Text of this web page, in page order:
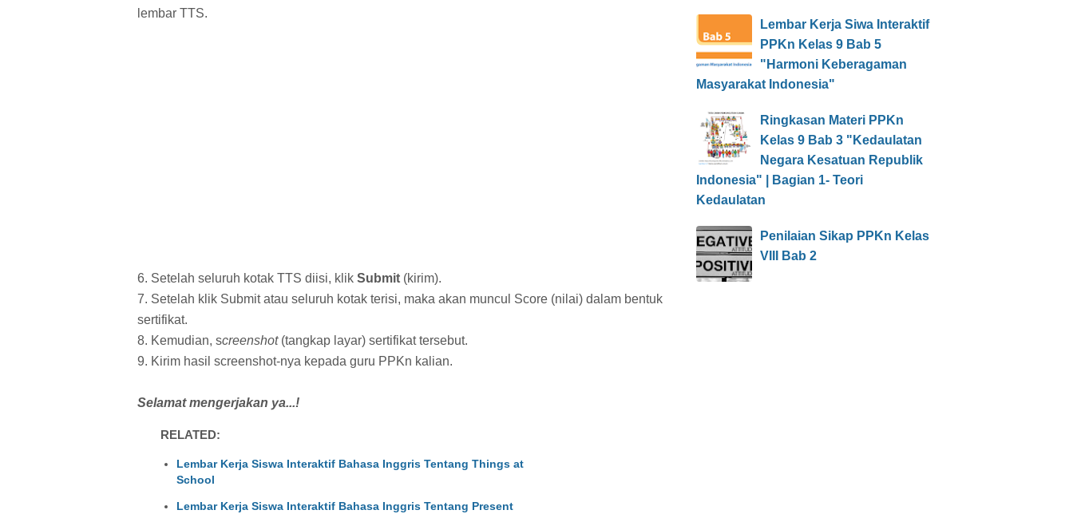
lembar TTS.
6. Setelah seluruh kotak TTS diisi, klik Submit (kirim).
7. Setelah klik Submit atau seluruh kotak terisi, maka akan muncul Score (nilai) dalam bentuk
sertifikat.
8. Kemudian, screenshot (tangkap layar) sertifikat tersebut.
9. Kirim hasil screenshot-nya kepada guru PPKn kalian.
Selamat mengerjakan ya...!
RELATED:
Lembar Kerja Siswa Interaktif Bahasa Inggris Tentang Things at
School
Lembar Kerja Siswa Interaktif Bahasa Inggris Tentang Present
Lembar Kerja Siwa Interaktif
PPKn Kelas 9 Bab 5
"Harmoni Keberagaman
Masyarakat Indonesia"
Ringkasan Materi PPKn
Kelas 9 Bab 3 "Kedaulatan
Negara Kesatuan Republik
Indonesia" | Bagian 1- Teori
Kedaulatan
Penilaian Sikap PPKn Kelas
VIII Bab 2